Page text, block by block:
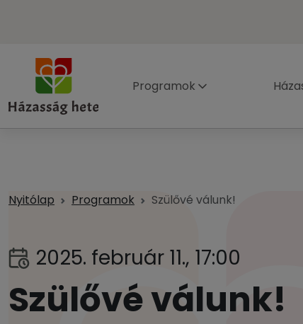
Programok
Nyitólap Programok Szülővé válunk!
2025. február 11., 17:00
Szülővé válunk!